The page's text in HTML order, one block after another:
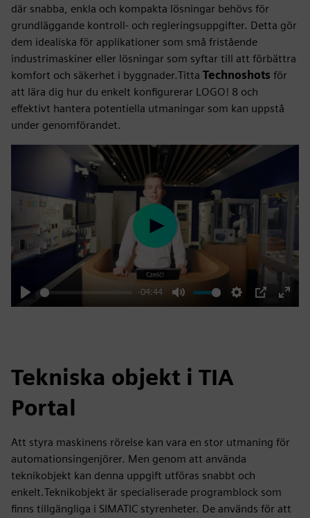
där snabba, enkla och kompakta lösningar behövs för
grundläggande kontroll- och regleringsuppgifter. Detta gör
dem idealiska för applikationer som små fristående
industrimaskiner eller lösningar som syftar till att förbättra
komfort och säkerhet i byggnader.Titta Technoshots för
att lära dig hur du enkelt konfigurerar LOGO! 8 och
effektivt hantera potentiella utmaningar som kan uppstå
under genomförandet.
Play
-04:44
Mute Settings
PIP
Enter
Play
Tekniska objekt i TIA
Portal
Att styra maskinens rörelse kan vara en stor utmaning för
automationsingenjörer. Men genom att använda
teknikobjekt kan denna uppgift utföras snabbt och
enkelt.Teknikobjekt är specialiserade programblock som
finns tillgängliga i SIMATIC styrenheter. De används för att